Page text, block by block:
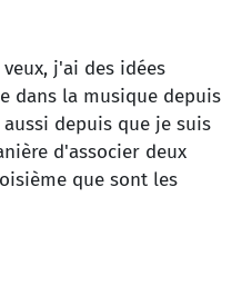
j'ai des idées
dans la musique depuis
depuis que je suis
d'associer deux
que sont les